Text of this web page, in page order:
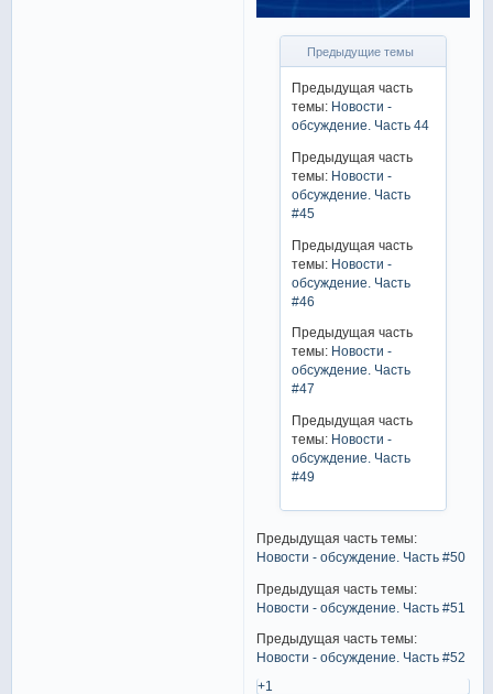
Предыдущие темы
Предыдущая часть
темы: Новости -
обсуждение. Часть 44
Предыдущая часть
темы: Новости -
обсуждение. Часть
#45
Предыдущая часть
темы: Новости -
обсуждение. Часть
#46
Предыдущая часть
темы: Новости -
обсуждение. Часть
#47
Предыдущая часть
темы: Новости -
обсуждение. Часть
#49
Предыдущая часть темы:
Новости - обсуждение. Часть #50
Предыдущая часть темы:
Новости - обсуждение. Часть #51
Предыдущая часть темы:
Новости - обсуждение. Часть #52
+1